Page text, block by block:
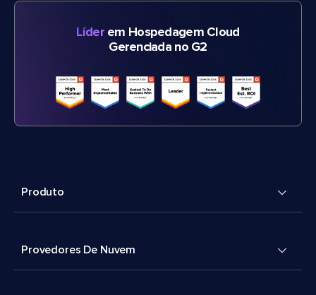
Líderem Hospedagem Cloud
Gerenciada no G2
Produto
Provedores De Nuvem